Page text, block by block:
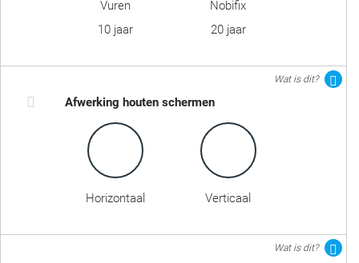
Vuren
10 jaar
Nobifix
20 jaar
Wat is dit?
Afwerking houten schermen
Horizontaal Verticaal
Wat is dit?